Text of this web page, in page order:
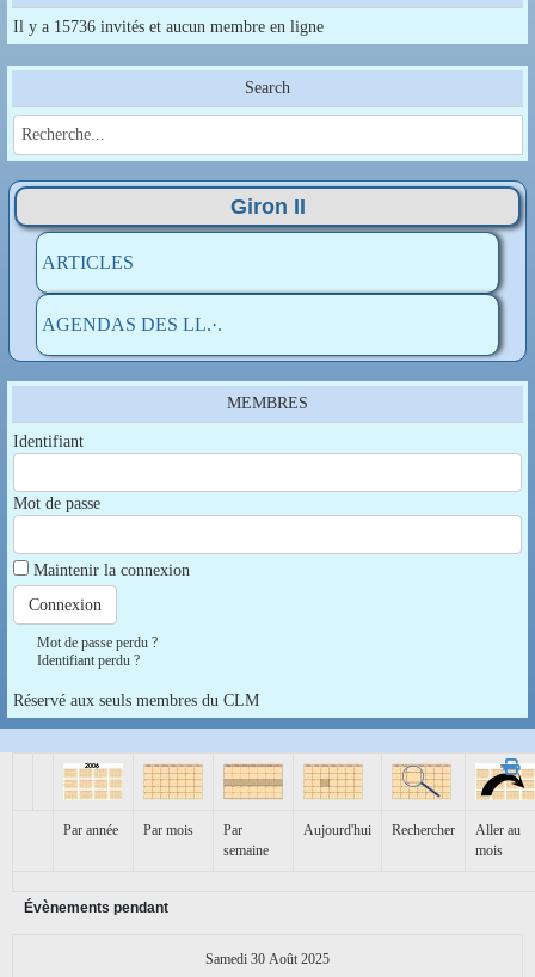
Il y a 15736 invités et aucun membre en ligne
Search
Giron II
ARTICLES
AGENDAS DES LL.·.
MEMBRES
Identifiant
Mot de passe
Maintenir la connexion
Mot de passe perdu ?
Identifiant perdu ?
Réservé aux seuls membres du CLM
Par année Par mois
Par
semaine
Aujourd'hui Rechercher
Aller au
mois
Évènements pendant
Samedi 30 Août 2025